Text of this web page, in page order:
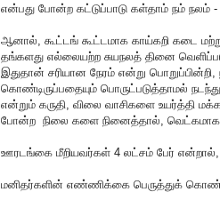
என்பது போன்ற கட்டுப்பாடு கள்தாம் நம் நலம் -
ஆனால், கூட்டங் கூட்டமாக காய்கறி கடை
தங்களது எல்லையற்ற சுயநலத் தினை
இதுதான் சரியான நேரம் என்று
கொண்டிருப்பதையும் பொருட்படுத்தாமல்
என்றும் கருதி, விலை வாசிகளை உயர்த்தி
போன்ற நிலை களை நினைத்தால், வெட்கமாக
ஊரடங்கை மீறியவர்கள் 4 லட்சம் பேர்
மனிதர்களின் எண்ணிக்கை பெருத்துக்